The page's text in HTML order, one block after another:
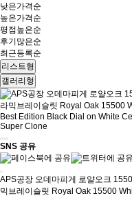
낮은가격순
높은가격순
평점높은순
후기많은순
최근등록순
리스트형
갤러리형
SNS 공유
APS공장 오데마피게 로얄오크
믹브레이슬릿 Royal Oak 15500